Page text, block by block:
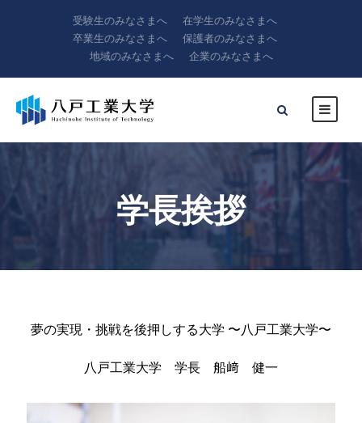
受験生のみなさまへ
在学生のみなさまへ
卒業生のみなさまへ
保護者のみなさまへ
地域のみなさまへ
企業のみなさまへ
学長挨拶
夢の実現・挑戦を後押しする大学 〜八戸工業大学〜
八戸工業大学 学長 船﨑 健一